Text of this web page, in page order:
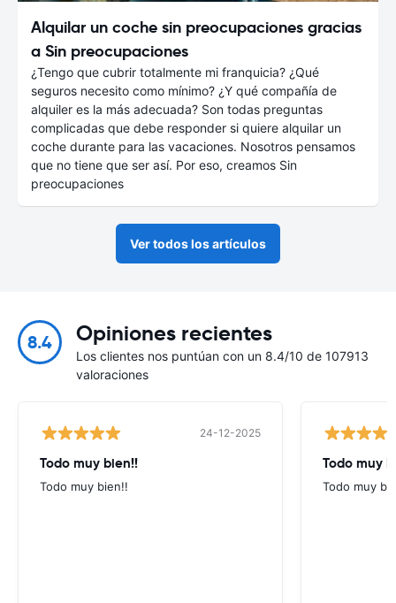
Alquilar un coche sin preocupaciones gracias
a Sin preocupaciones
¿Tengo que cubrir totalmente mi franquicia? ¿Qué
seguros necesito como mínimo? ¿Y qué compañía de
alquiler es la más adecuada? Son todas preguntas
complicadas que debe responder si quiere alquilar un
coche durante para las vacaciones. Nosotros pensamos
que no tiene que ser así. Por eso, creamos Sin
preocupaciones
Ver todos los artículos
8.4 Opiniones recientes
Los clientes nos puntúan con un 8.4/10 de 107913
valoraciones
24-12-2025
Todo muy bien!!
Todo muy bien!!
Todo muy
Todo muy